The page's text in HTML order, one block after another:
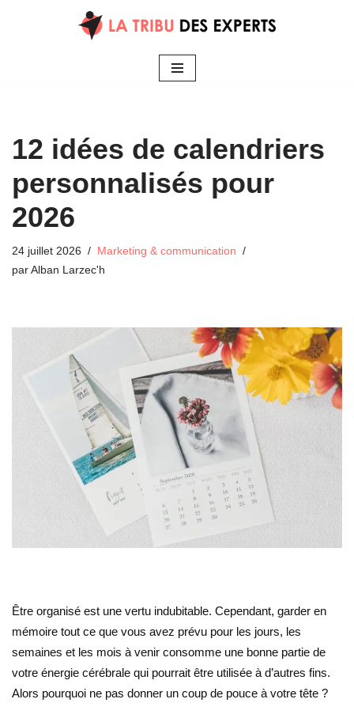
12 idées de calendriers
personnalisés pour
2026
24 juillet 2026
Marketing & communication
par Alban Larzec'h
Être organisé est une vertu indubitable. Cependant, garder en
mémoire tout ce que vous avez prévu pour les jours, les
semaines et les mois à venir consomme une bonne partie de
votre énergie cérébrale qui pourrait être utilisée à d’autres fins.
Alors pourquoi ne pas donner un coup de pouce à votre tête ?